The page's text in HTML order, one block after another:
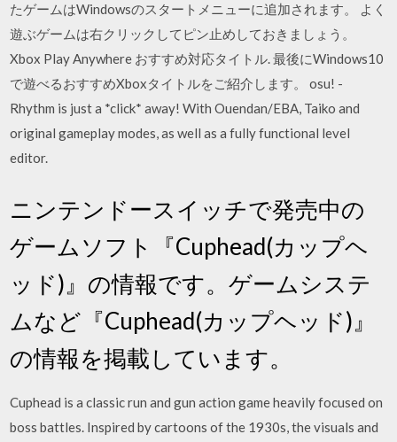
たゲームはWindowsのスタートメニューに追加されます。 よく
遊ぶゲームは右クリックしてピン止めしておきましょう。
Xbox Play Anywhere おすすめ対応タイトル. 最後にWindows10
で遊べるおすすめXboxタイトルをご紹介します。 osu! -
Rhythm is just a *click* away! With Ouendan/EBA, Taiko and
original gameplay modes, as well as a fully functional level
editor.
ニンテンドースイッチで発売中の
ゲームソフト『Cuphead(カップヘ
ッド)』の情報です。ゲームシステ
ムなど『Cuphead(カップヘッド)』
の情報を掲載しています。
Cuphead is a classic run and gun action game heavily focused on
boss battles. Inspired by cartoons of the 1930s, the visuals and